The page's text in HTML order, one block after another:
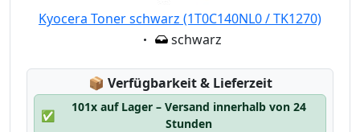
Kyocera Toner schwarz (1T0C140NL0 / TK1270)
Eigenschaft:
schwarz
📦 Lagerstatus:
Verfügbarkeit & Lieferzeit
✅
101x auf Lager – Versand innerhalb von 24
Stunden